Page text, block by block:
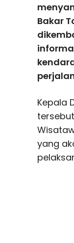
Bakar
Kepala
yang